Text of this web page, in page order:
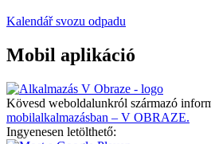
Kalendář svozu odpadu
Mobil aplikáció
Kövesd weboldalunkról származó
mobilalkalmazásban – V OBRAZE.
Ingyenesen letölthető: